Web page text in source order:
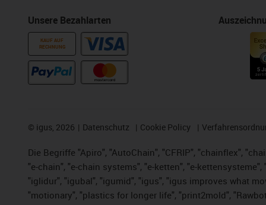
Unsere Bezahlarten
KAUF AUF
RECHNUNG
© igus, 2026 Datenschutz Cookie Policy
Die Begriffe "Apiro", "AutoChain", "CFRIP", "chainflex",
"e-chain", "e-chain systems", "e-ketten", "e-
"iglidur", "igubal", "igumid", "igus", "igus improves what
"motionary", "plastics for longer life", "print2mold",